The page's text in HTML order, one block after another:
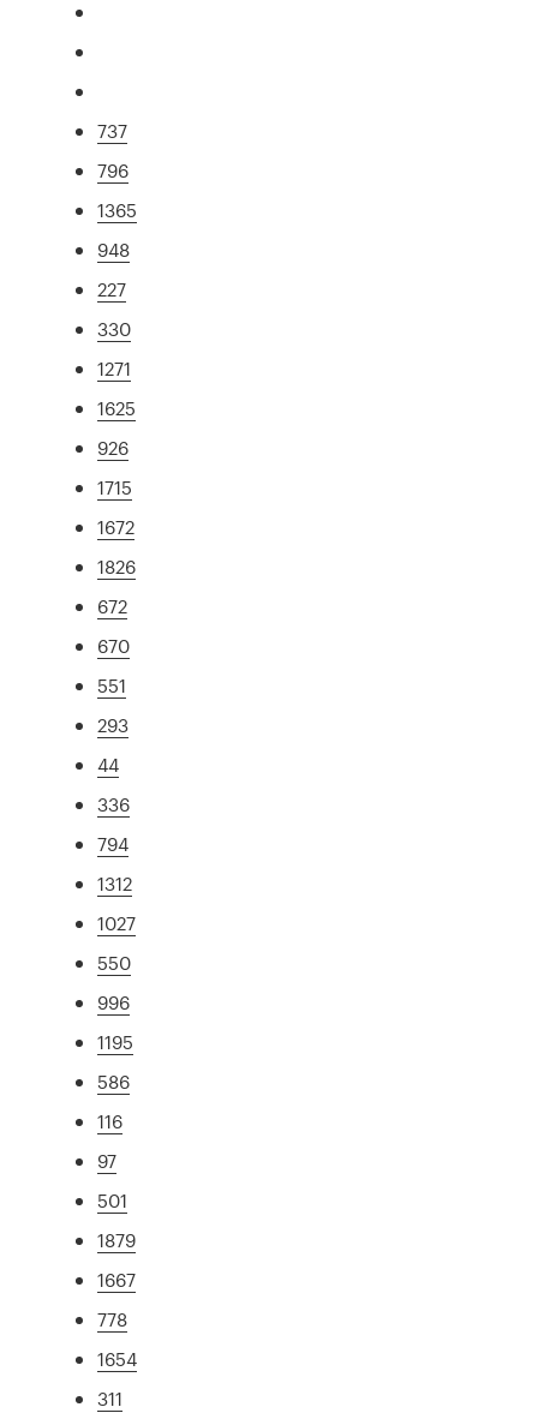
737
796
1365
948
227
330
1271
1625
926
1715
1672
1826
672
670
551
293
44
336
794
1312
1027
550
996
1195
586
116
97
501
1879
1667
778
1654
311